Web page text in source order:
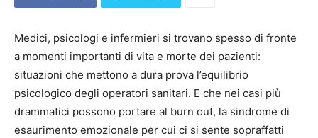
Medici, psicologi e infermieri si trovano spesso di fronte
a momenti importanti di vita e morte dei pazienti:
situazioni che mettono a dura prova l’equilibrio
psicologico degli operatori sanitari. E che nei casi più
drammatici possono portare al burn out, la sindrome di
esaurimento emozionale per cui ci si sente sopraffatti